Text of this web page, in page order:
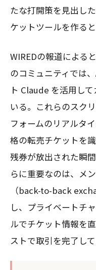
たな打開策を見出し
ケットツールを作ると
WIREDの報道による
のコミュニティでは
ト Claude を活用し
いる。これらのスク
フォームのリアルタ
格の転売チケットを
残券が放出された瞬
らに重要なのは、メ
（back-to-back
し、プライベートチ
ルでチケット情報を
ストで取引を完了して